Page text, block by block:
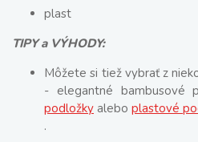
plast
TIPY a VÝHODY:
Môžete si tiež vybrať z
- elegantné bambusové
podložky alebo plastové
.